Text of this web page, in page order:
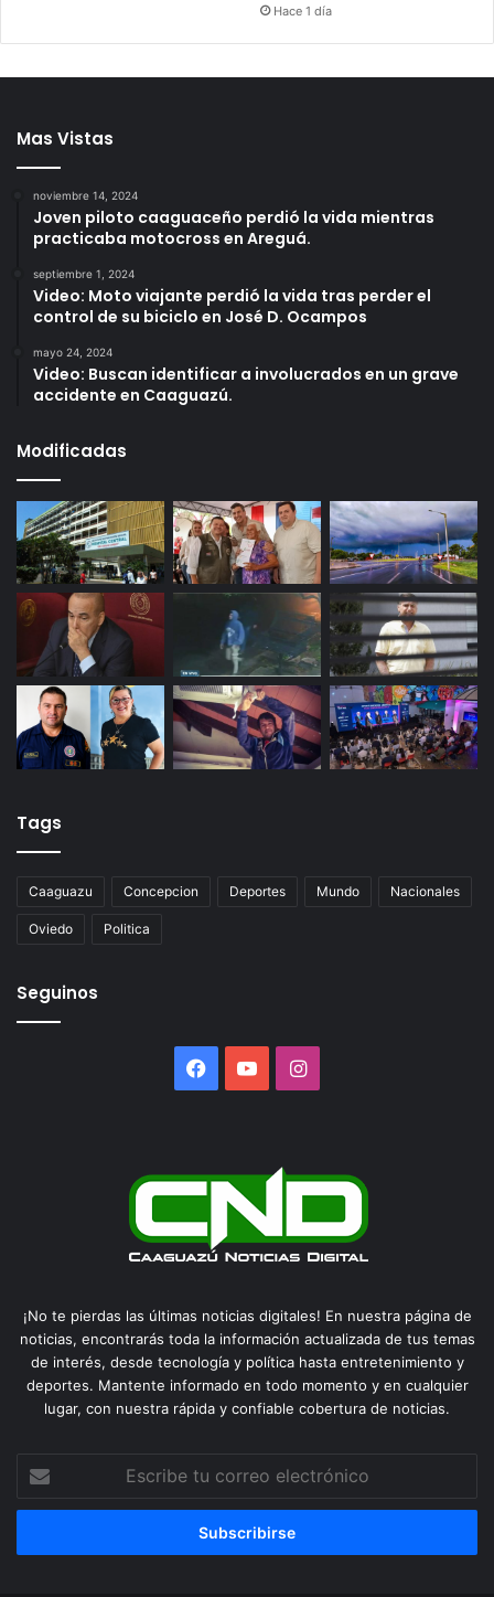
Hace 1 día
Mas Vistas
noviembre 14, 2024
Joven piloto caaguaceño perdió la vida mientras
practicaba motocross en Areguá.
septiembre 1, 2024
Video: Moto viajante perdió la vida tras perder el
control de su biciclo en José D. Ocampos
mayo 24, 2024
Video: Buscan identificar a involucrados en un grave
accidente en Caaguazú.
Modificadas
Tags
Caaguazu Concepcion Deportes Mundo Nacionales
Oviedo Politica
Seguinos
FacebookYouTubeInstagram
¡No te pierdas las últimas noticias digitales! En nuestra página de
noticias, encontrarás toda la información actualizada de tus temas
de interés, desde tecnología y política hasta entretenimiento y
deportes. Mantente informado en todo momento y en cualquier
lugar, con nuestra rápida y confiable cobertura de noticias.
tu
correo